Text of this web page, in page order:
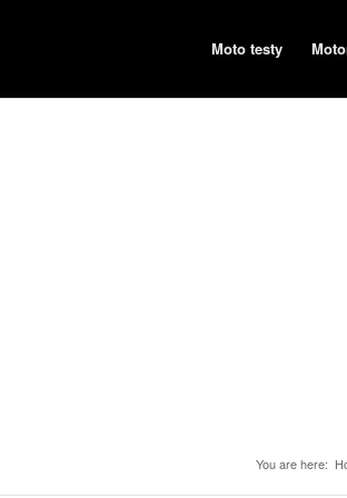
Moto testy
You are here: